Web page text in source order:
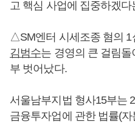
고 핵심 사업에 집중하겠
△SM엔터 시세조종 혐의 1
김범수는 경영의 큰 걸림
부 벗어났다.
서울남부지법 형사15부는
금융투자업에 관한 법률(